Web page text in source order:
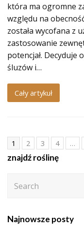
która ma ogromne
względu na
została wycofana z
zastosowanie
potencjał. Decyduje
śluzów i…
Cały artykuł
Page
1 Page
2 Page
3 Page
4 …
znajdź roślinę
Najnowsze posty